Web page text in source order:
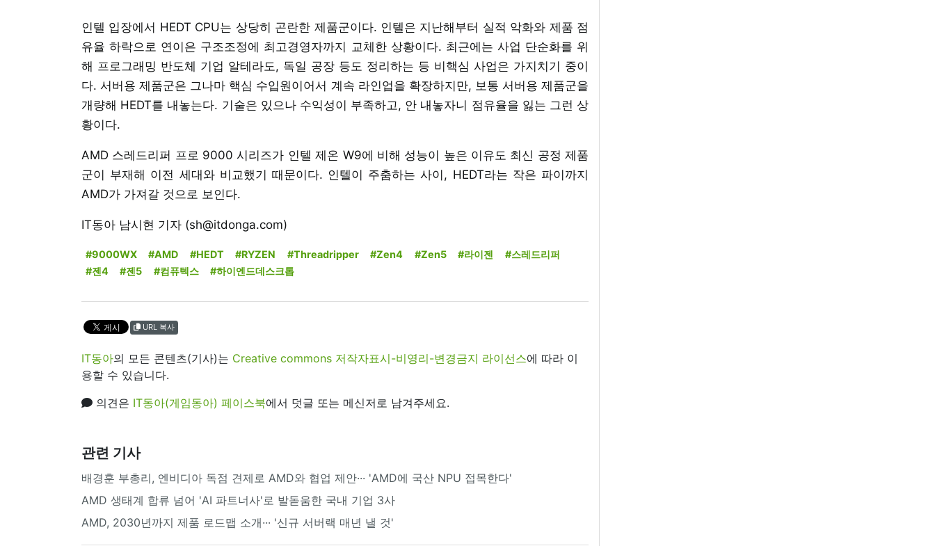
인텔 입장에서 HEDT CPU는 상당히 곤란한 제품군이다. 인텔은 지난해부터 실적 악화와 제품 점
유율 하락으로 연이은 구조조정에 최고경영자까지 교체한 상황이다. 최근에는 사업 단순화를 위
해 프로그래밍 반도체 기업 알테라도, 독일 공장 등도 정리하는 등 비핵심 사업은 가지치기 중이
다. 서버용 제품군은 그나마 핵심 수입원이어서 계속 라인업을 확장하지만, 보통 서버용 제품군을
개량해 HEDT를 내놓는다. 기술은 있으나 수익성이 부족하고, 안 내놓자니 점유율을 잃는 그런 상
황이다.
AMD 스레드리퍼 프로 9000 시리즈가 인텔 제온 W9에 비해 성능이 높은 이유도 최신 공정 제품
군이 부재해 이전 세대와 비교했기 때문이다. 인텔이 주춤하는 사이, HEDT라는 작은 파이까지
AMD가 가져갈 것으로 보인다.
IT동아 남시현 기자 (sh@itdonga.com)
#9000WX #AMD #HEDT #RYZEN #Threadripper #Zen4 #Zen5 #라이젠
#스레드리퍼
#젠4
#젠5 #컴퓨텍스 #하이엔드데스크톱
URL 복사
IT동아의 모든 콘텐츠(기사)는 Creative commons 저작자표시-비영리-변경금지 라이선스에 따라 이
용할 수 있습니다.
의견은 IT동아(게임동아) 페이스북에서 덧글 또는 메신저로 남겨주세요.
관련 기사
배경훈 부총리, 엔비디아 독점 견제로 AMD와 협업 제안··· 'AMD에 국산 NPU 접목한다'
AMD 생태계 합류 넘어 'AI 파트너사'로 발돋움한 국내 기업 3사
AMD, 2030년까지 제품 로드맵 소개··· '신규 서버랙 매년 낼 것'